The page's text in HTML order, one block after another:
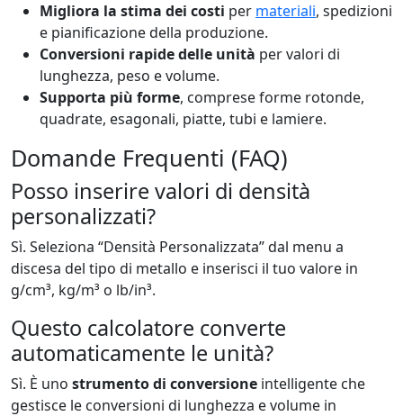
Migliora la stima dei costi per materiali, spedizioni
e pianificazione della produzione.
Conversioni rapide delle unità per valori di
lunghezza, peso e volume.
Supporta più forme, comprese forme rotonde,
quadrate, esagonali, piatte, tubi e lamiere.
Domande Frequenti (FAQ)
Posso inserire valori di densità
personalizzati?
Sì. Seleziona “Densità Personalizzata” dal menu a
discesa del tipo di metallo e inserisci il tuo valore in
g/cm³, kg/m³ o lb/in³.
Questo calcolatore converte
automaticamente le unità?
Sì. È uno strumento di conversione intelligente che
gestisce le conversioni di lunghezza e volume in